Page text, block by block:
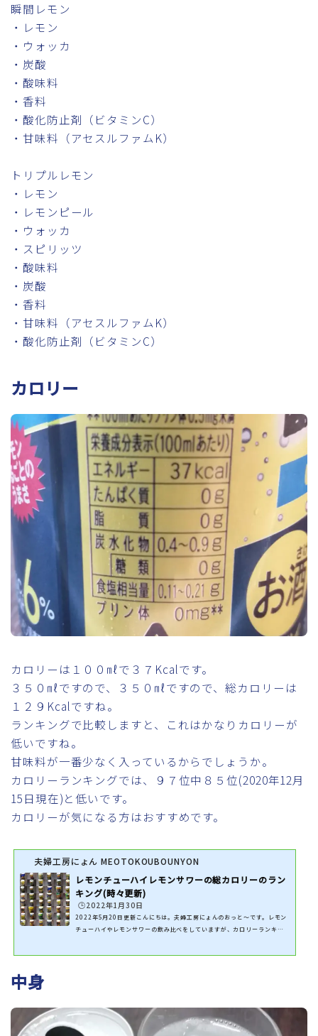
瞬間レモン
・レモン
・ウォッカ
・炭酸
・酸味料
・香料
・酸化防止剤（ビタミンC）
・甘味料（アセスルファムK）
トリプルレモン
・レモン
・レモンピール
・ウォッカ
・スピリッツ
・酸味料
・炭酸
・香料
・甘味料（アセスルファムK）
・酸化防止剤（ビタミンC）
カロリー
カロリーは１００㎖で３７Kcalです。
３５０㎖ですので、３５０㎖ですので、総カロリーは
１２９Kcalですね。
ランキングで比較しますと、これはかなりカロリーが
低いですね。
甘味料が一番少なく入っているからでしょうか。
カロリーランキングでは、９７位中８５位(2020年12月
15日現在)と低いです。
カロリーが気になる方はおすすめです。
夫婦工房にょん MEOTOKOUBOUNYON
レモンチューハイレモンサワーの総カロリーのラン
キング(時々更新)
🕒️2022年1月30日
2022年5月20日更新こんにちは。夫婦工房にょんのおっと～です。レモン
チューハイやレモンサワーの飲み比べをしていますが、カロリーランキン
中身